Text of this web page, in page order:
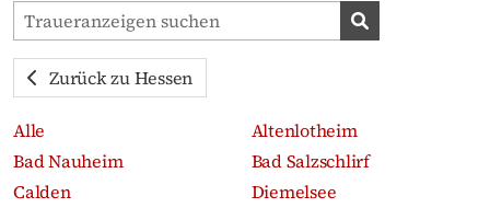
Traueranzeigen-Portal durchsuchen
Zurück zu Hessen
Alle
Altenlotheim
Bad Nauheim
Bad Salzschlirf
Calden
Diemelsee